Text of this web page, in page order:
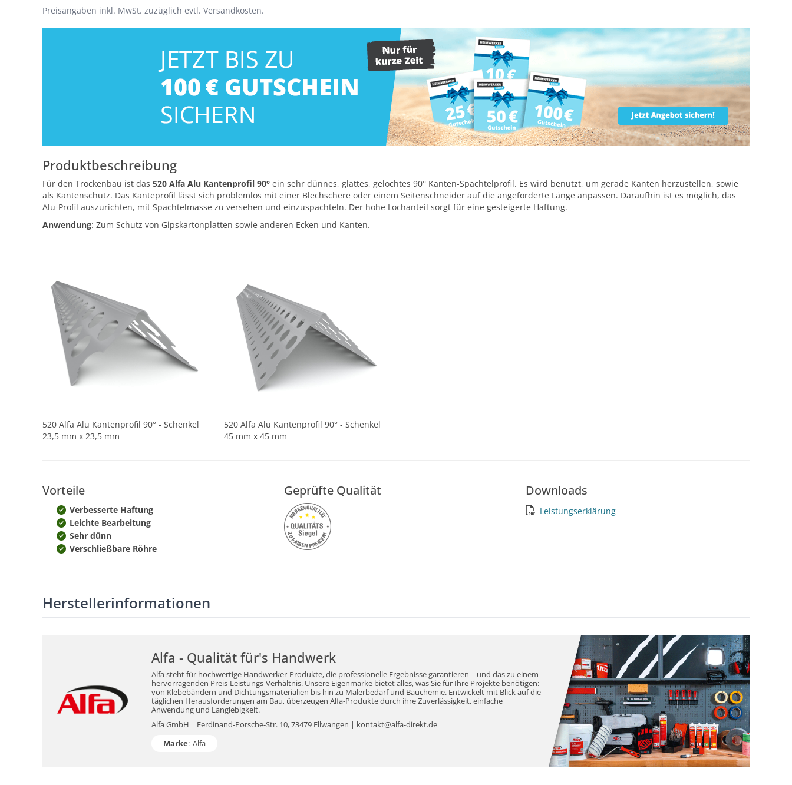
Preisangaben inkl. MwSt. zuzüglich evtl. Versandkosten.
Produktbeschreibung
Für den Trockenbau ist das 520 Alfa Alu Kantenprofil 90° ein sehr dünnes, glattes, gelochtes 90° Kanten-Spachtelprofil. Es wird benutzt, um gerade Kanten herzustellen, sowie
als Kantenschutz. Das Kanteprofil lässt sich problemlos mit einer Blechschere oder einem Seitenschneider auf die angeforderte Länge anpassen. Daraufhin ist es möglich, das
Alu-Profil auszurichten, mit Spachtelmasse zu versehen und einzuspachteln. Der hohe Lochanteil sorgt für eine gesteigerte Haftung.
Anwendung: Zum Schutz von Gipskartonplatten sowie anderen Ecken und Kanten.
520 Alfa Alu Kantenprofil 90° - Schenkel
23,5 mm x 23,5 mm
520 Alfa Alu Kantenprofil 90° - Schenkel
45 mm x 45 mm
Vorteile
Verbesserte Haftung
Leichte Bearbeitung
Sehr dünn
Verschließbare Röhre
Geprüfte Qualität Downloads
Leistungserklärung
Herstellerinformationen
Alfa - Qualität für's Handwerk
Alfa steht für hochwertige Handwerker-Produkte, die professionelle Ergebnisse garantieren – und das zu einem
hervorragenden Preis-Leistungs-Verhältnis. Unsere Eigenmarke bietet alles, was Sie für Ihre Projekte benötigen:
von Klebebändern und Dichtungsmaterialien bis hin zu Malerbedarf und Bauchemie. Entwickelt mit Blick auf die
täglichen Herausforderungen am Bau, überzeugen Alfa-Produkte durch ihre Zuverlässigkeit, einfache
Anwendung und Langlebigkeit.
Alfa GmbH | Ferdinand-Porsche-Str. 10, 73479 Ellwangen | kontakt@alfa-direkt.de
Marke: Alfa